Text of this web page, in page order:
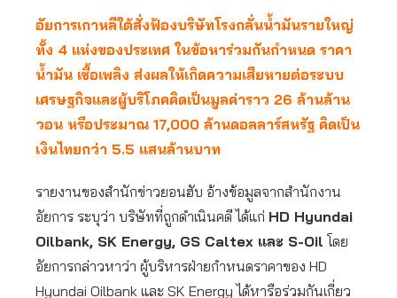
อัยการเกาหลีใต้สั่งฟ้องบริษัทโรงกลั่นน้ำมันรายใหญ่
ทั้ง 4 แห่งของประเทศ ในข้อหาร่วมกันกำหนด ราคา
น้ำมัน เชื้อเพลิง ส่งผลให้เกิดความเสียหายต่อระบบ
เศรษฐกิจและผู้บริโภคคิดเป็นมูลค่าราว 26 ล้านล้าน
วอน หรือประมาณ 17,000 ล้านดอลลาร์สหรัฐ คิดเป็น
เงินไทยกว่า 5.5 แสนล้านบาท
รายงานของสำนักข่าวยอนฮับ อ้างข้อมูลจากสำนักงาน
อัยการ ระบุว่า บริษัทที่ถูกดำเนินคดี ได้แก่ HD Hyundai
Oilbank, SK Energy, GS Caltex และ S-Oil โดย
อัยการกล่าวหาว่า ผู้บริหารฝ่ายกำหนดราคาของ HD
Hyundai Oilbank และ SK Energy ได้หารือร่วมกันเกี่ยว